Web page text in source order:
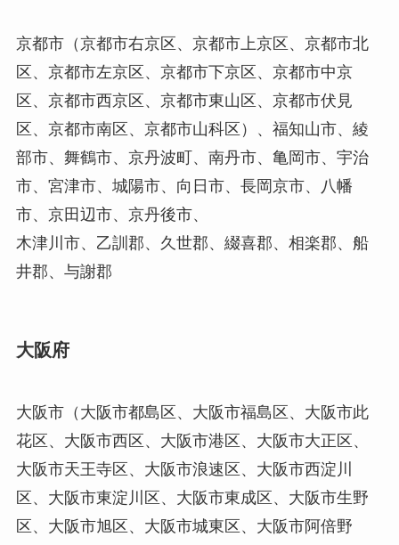
京都市（京都市右京区、京都市上京区、京都市北
区、京都市左京区、京都市下京区、京都市中京
区、京都市西京区、京都市東山区、京都市伏見
区、京都市南区、京都市山科区）、福知山市、綾
部市、舞鶴市、京丹波町、南丹市、亀岡市、宇治
市、宮津市、城陽市、向日市、長岡京市、八幡
市、京田辺市、京丹後市、
木津川市、乙訓郡、久世郡、綴喜郡、相楽郡、船
井郡、与謝郡
大阪府
大阪市（大阪市都島区、大阪市福島区、大阪市此
花区、大阪市西区、大阪市港区、大阪市大正区、
大阪市天王寺区、大阪市浪速区、大阪市西淀川
区、大阪市東淀川区、大阪市東成区、大阪市生野
区、大阪市旭区、大阪市城東区、大阪市阿倍野